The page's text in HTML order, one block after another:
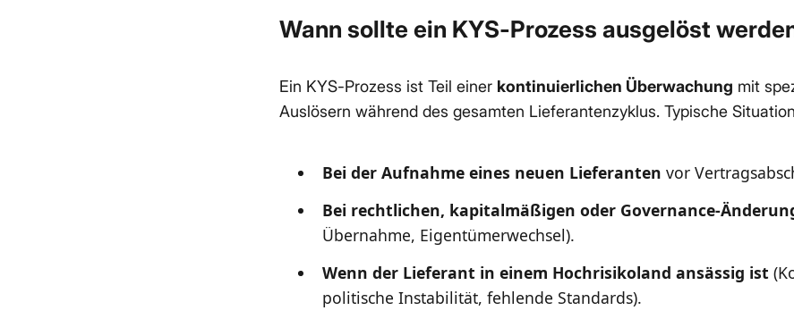
Wann sollte ein KYS-Prozess ausgelöst
Ein KYS-Prozess ist Teil einer kontinuierlichen Überwachung mit
Auslösern während des gesamten Lieferantenzyklus. Typische
Bei der Aufnahme eines neuen Lieferanten vor
Bei rechtlichen, kapitalmäßigen oder Governance-
Übernahme, Eigentümerwechsel).
Wenn der Lieferant in einem Hochrisikoland ansässig ist
politische Instabilität, fehlende Standards).